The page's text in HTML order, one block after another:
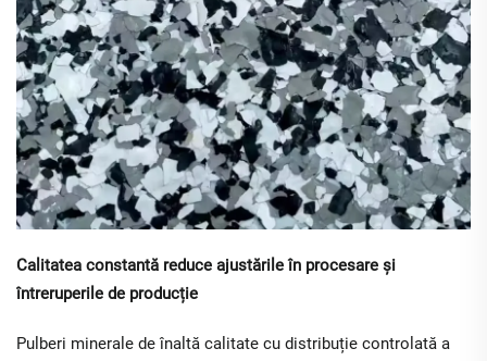
Calitatea constantă reduce ajustările în procesare și
întreruperile de producție
Pulberi minerale de înaltă calitate cu distribuție controlată a